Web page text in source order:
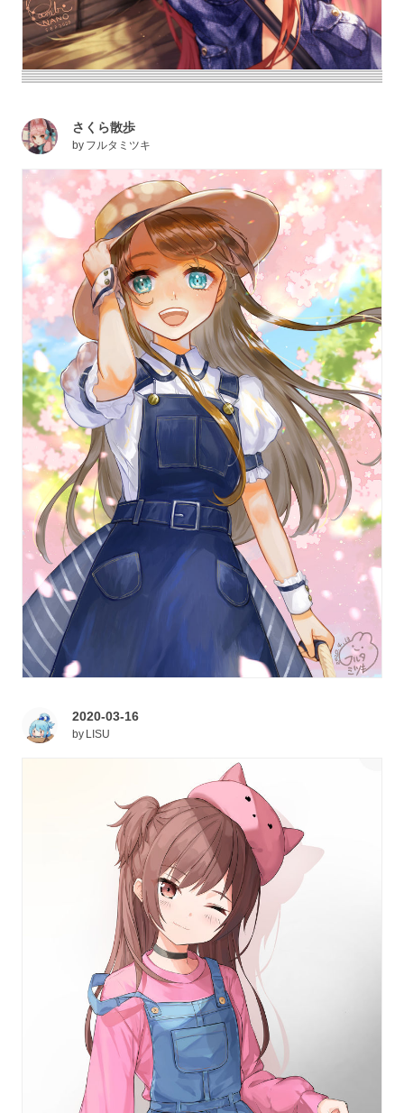
さくら散歩
by フルタミツキ
2020-03-16
by LISU